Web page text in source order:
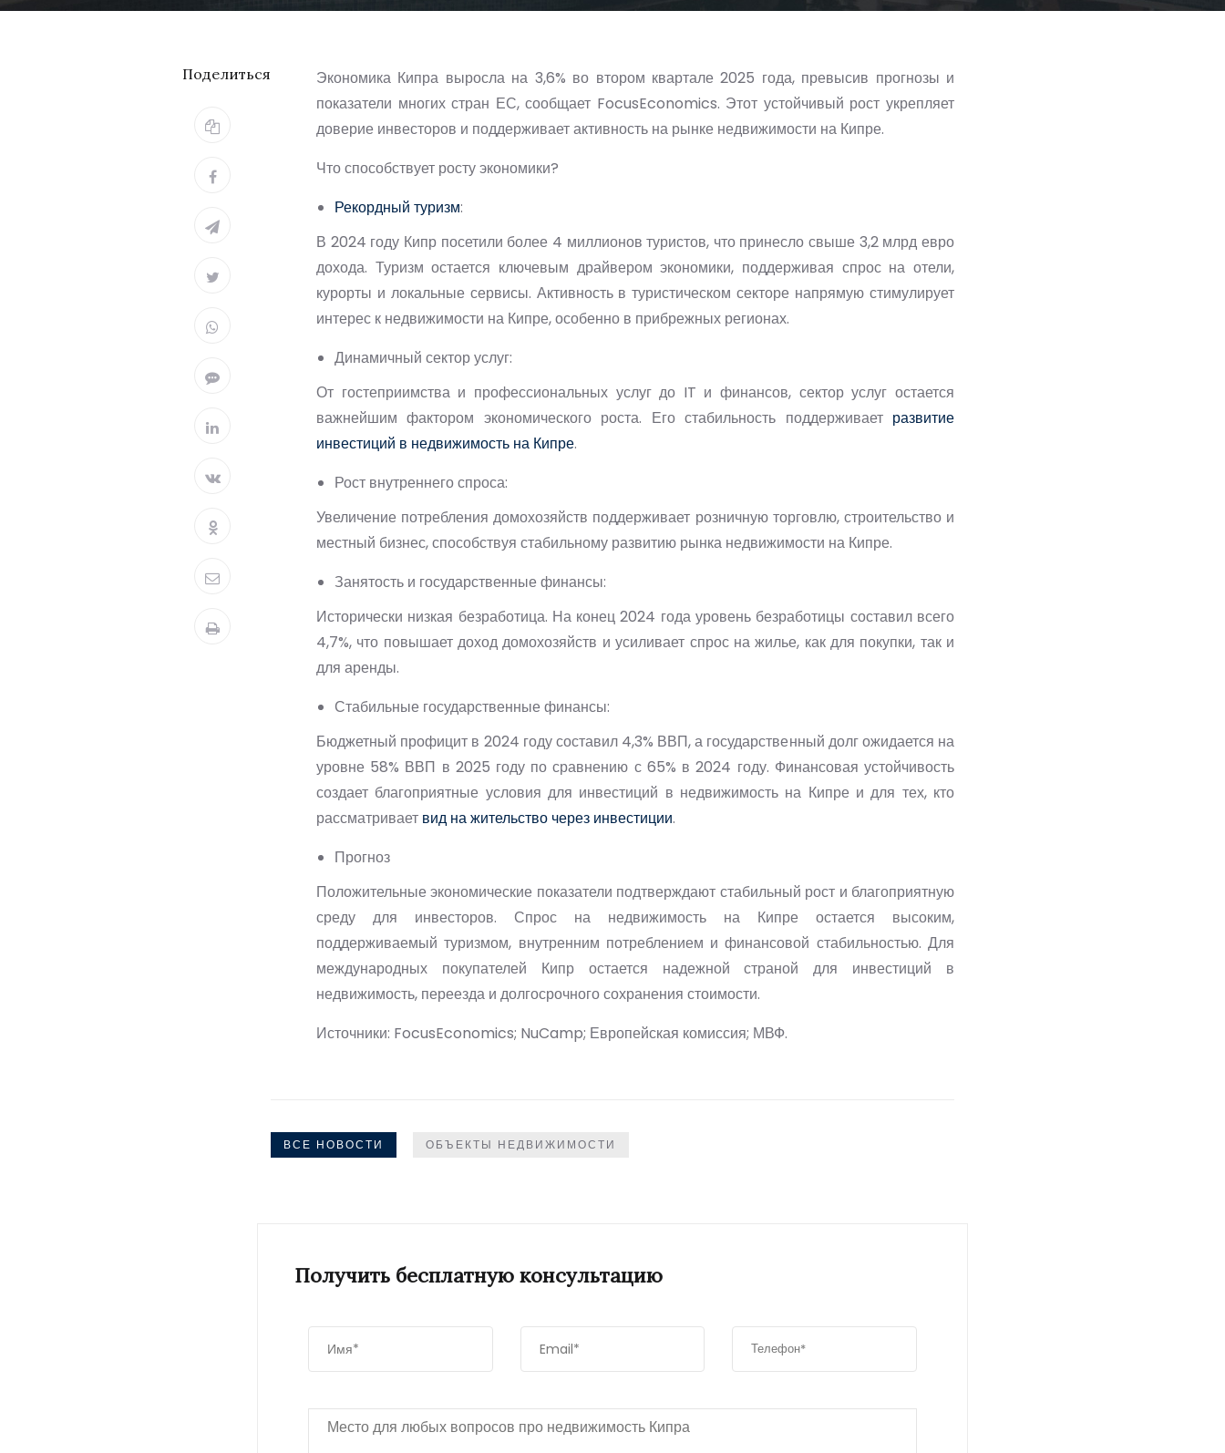
Поделиться
Экономика Кипра выросла на 3,6% во втором квартале 2025 года, превысив прогнозы и
показатели многих стран ЕС, сообщает FocusEconomics. Этот устойчивый рост укрепляет
доверие инвесторов и поддерживает активность на рынке недвижимости на Кипре.
Что способствует росту экономики?
Рекордный туризм:
В 2024 году Кипр посетили более 4 миллионов туристов, что принесло свыше 3,2 млрд евро
дохода. Туризм остается ключевым драйвером экономики, поддерживая спрос на отели,
курорты и локальные сервисы. Активность в туристическом секторе напрямую стимулирует
интерес к недвижимости на Кипре, особенно в прибрежных регионах.
Динамичный сектор услуг:
От гостеприимства и профессиональных услуг до IT и финансов, сектор услуг остается
важнейшим фактором экономического роста. Его стабильность поддерживает развитие
инвестиций в недвижимость на Кипре.
Рост внутреннего спроса:
Увеличение потребления домохозяйств поддерживает розничную торговлю, строительство и
местный бизнес, способствуя стабильному развитию рынка недвижимости на Кипре.
Занятость и государственные финансы:
Исторически низкая безработица. На конец 2024 года уровень безработицы составил всего
4,7%, что повышает доход домохозяйств и усиливает спрос на жилье, как для покупки, так и
для аренды.
Стабильные государственные финансы:
Бюджетный профицит в 2024 году составил 4,3% ВВП, а государственный долг ожидается на
уровне 58% ВВП в 2025 году по сравнению с 65% в 2024 году. Финансовая устойчивость
создает благоприятные условия для инвестиций в недвижимость на Кипре и для тех, кто
рассматривает вид на жительство через инвестиции.
Прогноз
Положительные экономические показатели подтверждают стабильный рост и благоприятную
среду для инвесторов. Спрос на недвижимость на Кипре остается высоким,
поддерживаемый туризмом, внутренним потреблением и финансовой стабильностью. Для
международных покупателей Кипр остается надежной страной для инвестиций в
недвижимость, переезда и долгосрочного сохранения стоимости.
Источники: FocusEconomics; NuCamp; Европейская комиссия; МВФ.
ВСЕ НОВОСТИ ОБЪЕКТЫ НЕДВИЖИМОСТИ
Получить бесплатную консультацию